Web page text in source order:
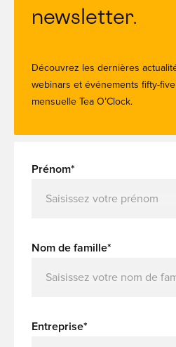
newsletter.
Découvrez les dernières
webinars et événements fifty-
mensuelle Tea O’Clock.
Prénom*
Nom de famille*
Entreprise*